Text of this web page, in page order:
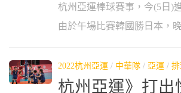
杭州亞運棒球賽事，今(5日)
由於午場比賽韓國勝日本，
2022杭州亞運 / 中華隊 / 亞運 /
杭州亞運》打出